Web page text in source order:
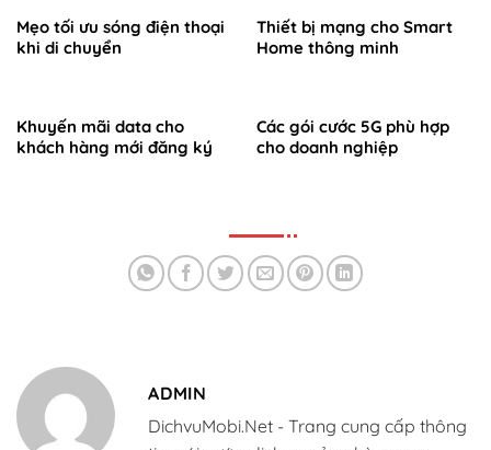
Mẹo tối ưu sóng điện thoại
khi di chuyển
Thiết bị mạng cho Smart
Home thông minh
Khuyến mãi data cho
khách hàng mới đăng ký
Các gói cước 5G phù hợp
cho doanh nghiệp
ADMIN
DichvuMobi.Net - Trang cung cấp thông